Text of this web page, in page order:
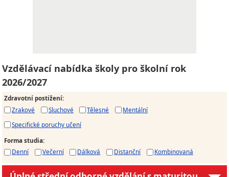
Vzdělávací nabídka školy pro školní rok
2026/2027
Zdravotní postižení:
Zrakové
Sluchové Tělesné
Mentální
Specifické poruchy učení
Forma studia:
Denní
Večerní Dálková Distanční Kombinovaná